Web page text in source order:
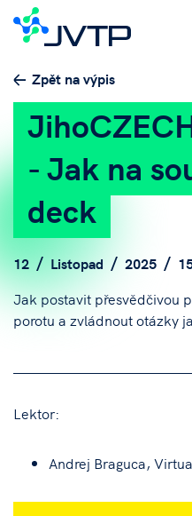
Zpět na výpis
- Jak na
deck
12 Listopad 2025
Jak postavit přesvědčivou
porotu a zvládnout otázky
Lektor:
Andrej Braguca,